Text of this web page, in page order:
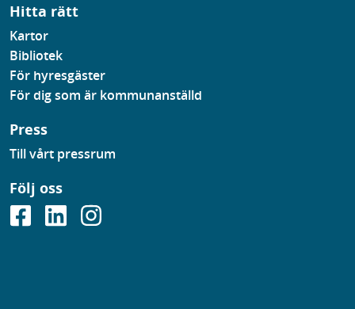
Hitta rätt
Kartor
Bibliotek
För hyresgäster
För dig som är kommunanställd
Press
Till vårt pressrum
Följ oss